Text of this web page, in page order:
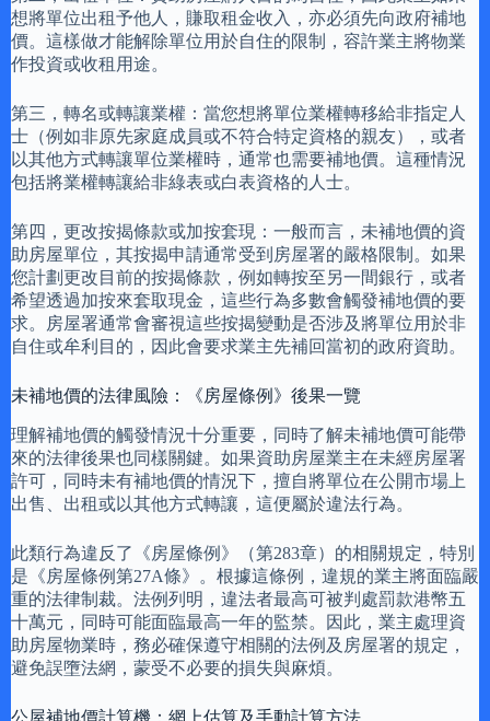
想將單位出租予他人，賺取租金收入，亦必須先向政府補地
價。這樣做才能解除單位用於自住的限制，容許業主將物業
作投資或收租用途。
第三，轉名或轉讓業權：當您想將單位業權轉移給非指定人
士（例如非原先家庭成員或不符合特定資格的親友），或者
以其他方式轉讓單位業權時，通常也需要補地價。這種情況
包括將業權轉讓給非綠表或白表資格的人士。
第四，更改按揭條款或加按套現：一般而言，未補地價的資
助房屋單位，其按揭申請通常受到房屋署的嚴格限制。如果
您計劃更改目前的按揭條款，例如轉按至另一間銀行，或者
希望透過加按來套取現金，這些行為多數會觸發補地價的要
求。房屋署通常會審視這些按揭變動是否涉及將單位用於非
自住或牟利目的，因此會要求業主先補回當初的政府資助。
未補地價的法律風險：《房屋條例》後果一覽
理解補地價的觸發情況十分重要，同時了解未補地價可能帶
來的法律後果也同樣關鍵。如果資助房屋業主在未經房屋署
許可，同時未有補地價的情況下，擅自將單位在公開市場上
出售、出租或以其他方式轉讓，這便屬於違法行為。
此類行為違反了《房屋條例》（第283章）的相關規定，特別
是《房屋條例第27A條》。根據這條例，違規的業主將面臨嚴
重的法律制裁。法例列明，違法者最高可被判處罰款港幣五
十萬元，同時可能面臨最高一年的監禁。因此，業主處理資
助房屋物業時，務必確保遵守相關的法例及房屋署的規定，
避免誤墮法網，蒙受不必要的損失與麻煩。